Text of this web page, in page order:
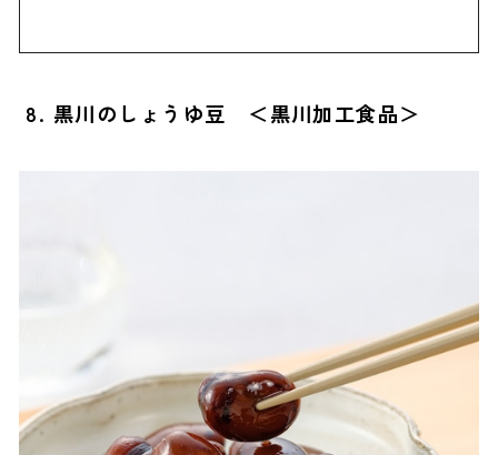
8. 黒川のしょうゆ豆 ＜黒川加工食品＞